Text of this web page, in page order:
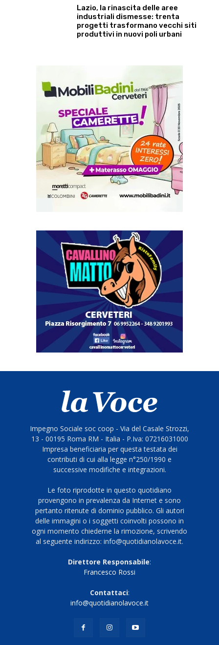
Lazio, la rinascita delle aree
industriali dismesse: trenta
progetti trasformano vecchi siti
produttivi in nuovi poli urbani
Impegno Sociale soc coop - Via del Casale Strozzi,
13 - 00195 Roma RM - Italia - P.Iva: 07216031000
Impresa beneficiaria per questa testata dei
contributi di cui alla legge n°250/1990 e
successive modifiche e integrazioni.
Le foto riprodotte in questo quotidiano
provengono in prevalenza da Internet e sono
pertanto ritenute di dominio pubblico. Gli autori
delle immagini o i soggetti coinvolti possono in
ogni momento chiederne la rimozione, scrivendo
al seguente indirizzo: info@quotidianolavoce.it.
Direttore Responsabile:
Francesco Rossi
Contattaci:
info@quotidianolavoce.it